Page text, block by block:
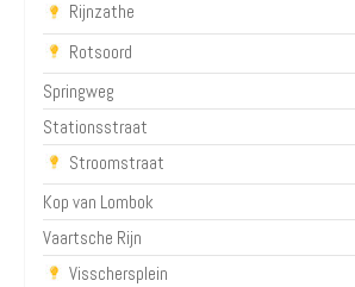
Rijnzathe
Rotsoord
Springweg
Stationsstraat
Stroomstraat
Kop van Lombok
Vaartsche Rijn
Visschersplein